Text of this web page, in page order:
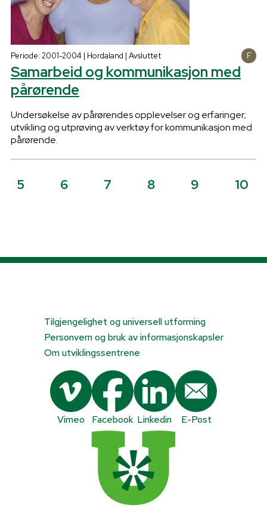
Periode: 2001-2004 | Hordaland | Avsluttet
Samarbeid og kommunikasjon med
pårørende
Undersøkelse av pårørendes opplevelser og erfaringer;
utvikling og utprøving av verktøy for kommunikasjon med
pårørende.
5 6 7 8 9 10
Tilgjengelighet og universell utforming
Personvern og bruk av informasjonskapsler
Om utviklingssentrene
Vimeo Facebook Linkedin E-Post